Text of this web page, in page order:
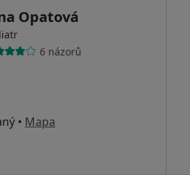
Opatová
6 názorů
• Mapa